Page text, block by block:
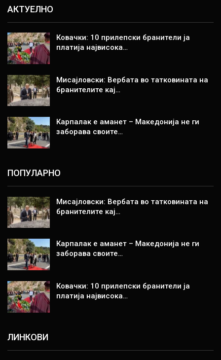
АКТУЕЛНО
Ковачки: 10 прилепски бранители ја
платија највисока…
Мисајловски: Вербата во татковината на
бранителите кај…
Карпалак е аманет – Македонија не ги
заборава своите…
ПОПУЛАРНО
Мисајловски: Вербата во татковината на
бранителите кај…
Карпалак е аманет – Македонија не ги
заборава своите…
Ковачки: 10 прилепски бранители ја
платија највисока…
ЛИНКОВИ